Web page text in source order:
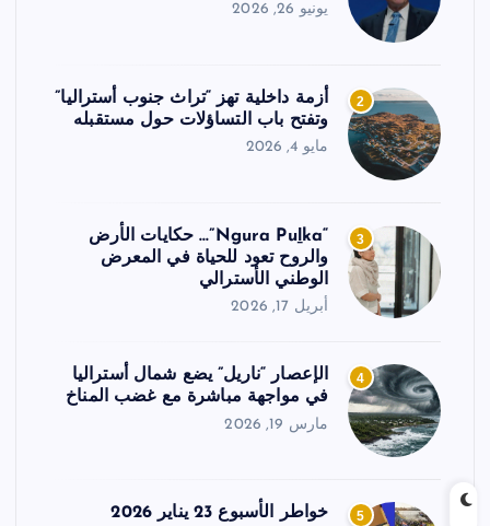
يونيو 26, 2026
2
أزمة داخلية تهز “تراث جنوب أستراليا”
وتفتح باب التساؤلات حول مستقبله
مايو 4, 2026
3
“Ngura Puḻka”… حكايات الأرض
والروح تعود للحياة في المعرض
الوطني الأسترالي
أبريل 17, 2026
4
الإعصار “ناريل” يضع شمال أستراليا
في مواجهة مباشرة مع غضب المناخ
مارس 19, 2026
5 خواطر الأسبوع 23 يناير 2026